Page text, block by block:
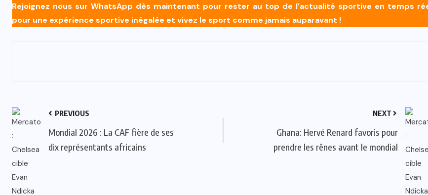
Rejoignez nous sur WhatsApp dès maintenant pour rester au top de l’actualité sportive en temps
pour une expérience sportive inégalée et vivez le sport comme jamais auparavant !
PREVIOUS
Mondial 2026 : La CAF fière de ses
dix représentants africains
NEXT
Ghana: Hervé Renard favoris pour
prendre les rênes avant le mondial